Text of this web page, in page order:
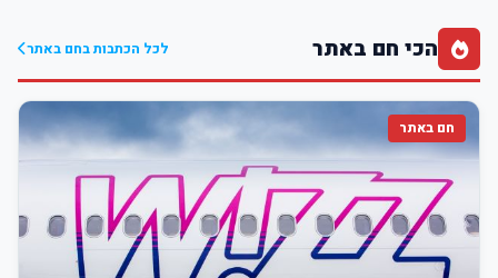
הכי חם באתר לכל הכתבות בחם באתר
חם באתר